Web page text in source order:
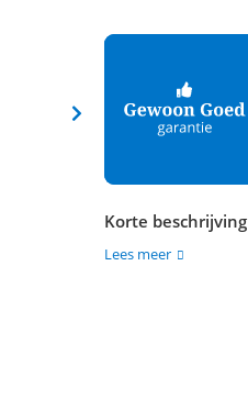
Korte beschrijving
Lees meer